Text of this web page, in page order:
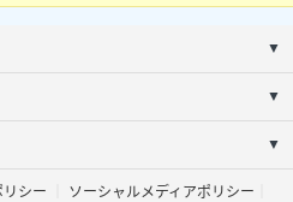
▼
▼
▼
シー
ソーシャルメディアポリシー